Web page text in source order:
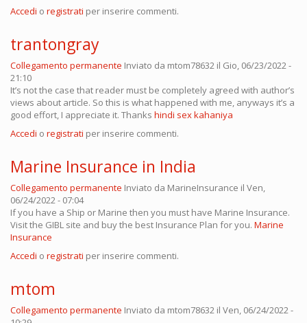
Accedi o registrati per inserire commenti.
trantongray
Collegamento permanente Inviato da mtom78632 il Gio, 06/23/2022 -
21:10
It’s not the case that reader must be completely agreed with author’s
views about article. So this is what happened with me, anyways it’s a
good effort, I appreciate it. Thanks hindi sex kahaniya
Accedi o registrati per inserire commenti.
Marine Insurance in India
Collegamento permanente Inviato da MarineInsurance il Ven,
06/24/2022 - 07:04
If you have a Ship or Marine then you must have Marine Insurance.
Visit the GIBL site and buy the best Insurance Plan for you. Marine
Insurance
Accedi o registrati per inserire commenti.
mtom
Collegamento permanente Inviato da mtom78632 il Ven, 06/24/2022 -